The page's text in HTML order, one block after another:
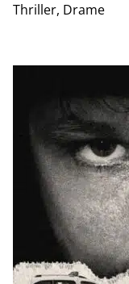
Thriller, Drame